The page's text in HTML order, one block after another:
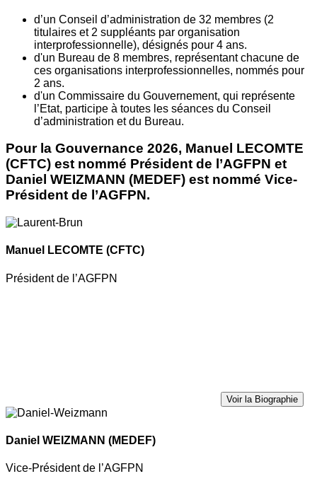
d’un Conseil d’administration de 32 membres (2
titulaires et 2 suppléants par organisation
interprofessionnelle), désignés pour 4 ans.
d'un Bureau de 8 membres, représentant chacune de
ces organisations interprofessionnelles, nommés pour
2 ans.
d'un Commissaire du Gouvernement, qui représente
l’Etat, participe à toutes les séances du Conseil
d’administration et du Bureau.
Pour la Gouvernance 2026, Manuel LECOMTE
(CFTC) est nommé Président de l’AGFPN et
Daniel WEIZMANN (MEDEF) est nommé Vice-
Président de l’AGFPN.
Manuel LECOMTE (CFTC)
Président de l’AGFPN
Voir la Biographie
Daniel WEIZMANN (MEDEF)
Vice-Président de l’AGFPN